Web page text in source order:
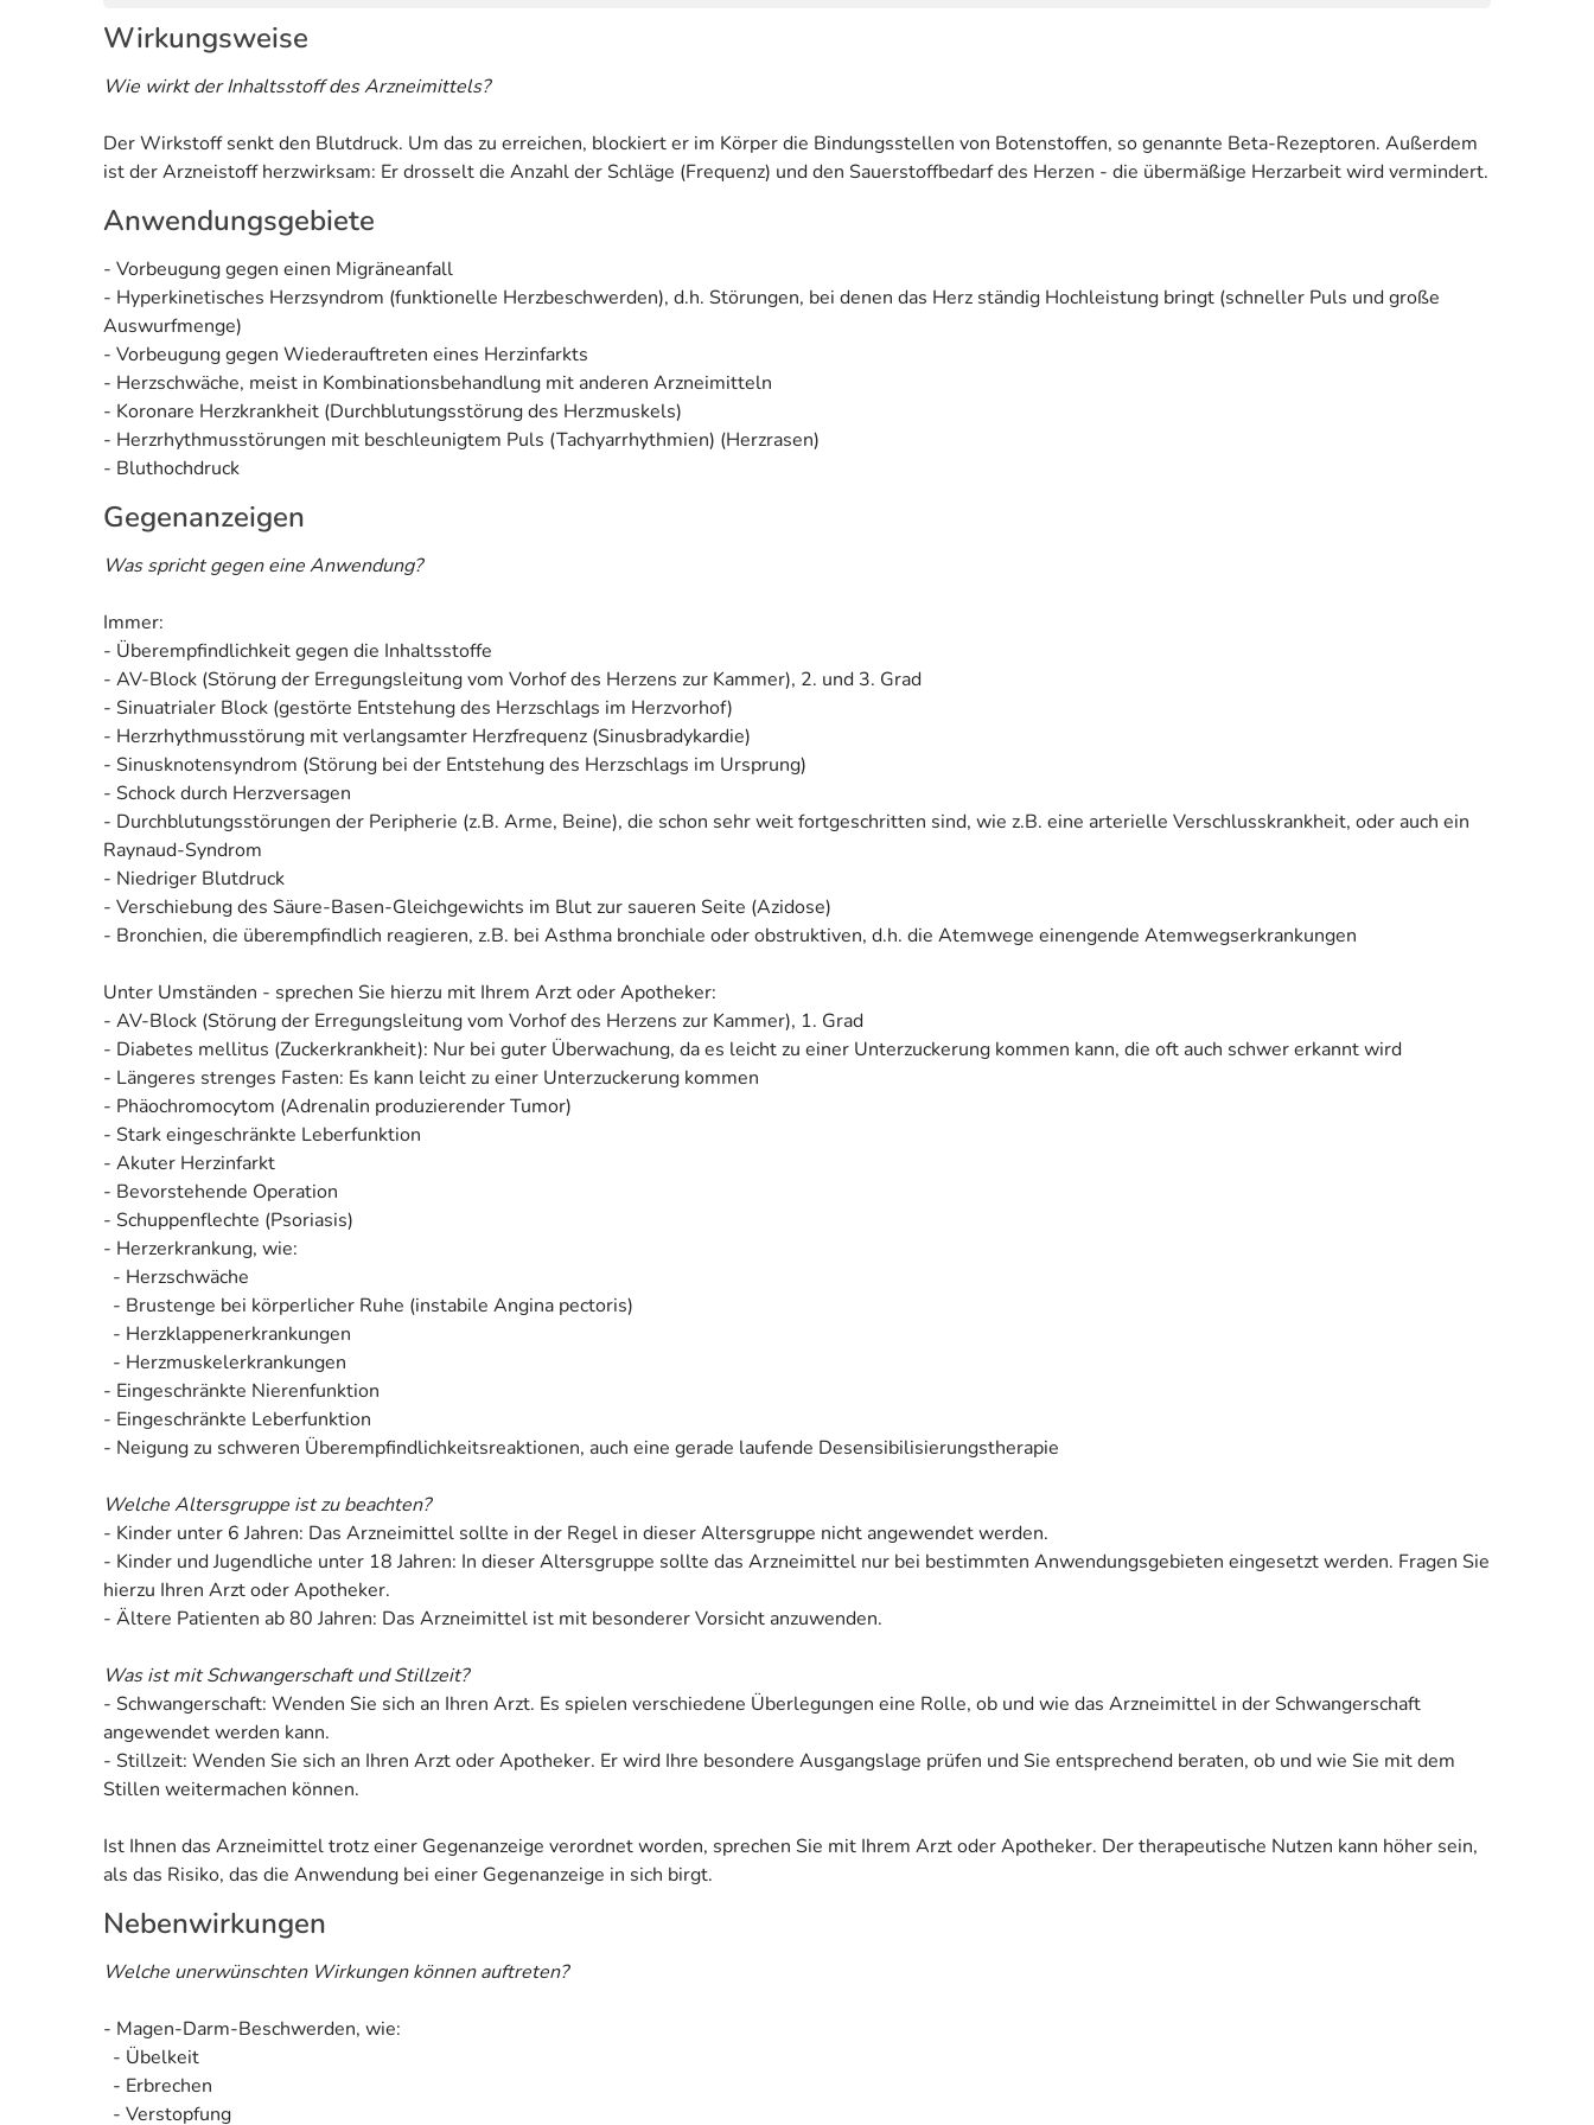
Wirkungsweise
Wie wirkt der Inhaltsstoff des Arzneimittels?
Der Wirkstoff senkt den Blutdruck. Um das zu erreichen, blockiert er im Körper die Bindungsstellen von Botenstoffen, so genannte Beta-Rezeptoren. Außerdem
ist der Arzneistoff herzwirksam: Er drosselt die Anzahl der Schläge (Frequenz) und den Sauerstoffbedarf des Herzen - die übermäßige Herzarbeit wird vermindert.
Anwendungsgebiete
- Vorbeugung gegen einen Migräneanfall
- Hyperkinetisches Herzsyndrom (funktionelle Herzbeschwerden), d.h. Störungen, bei denen das Herz ständig Hochleistung bringt (schneller Puls und große
Auswurfmenge)
- Vorbeugung gegen Wiederauftreten eines Herzinfarkts
- Herzschwäche, meist in Kombinationsbehandlung mit anderen Arzneimitteln
- Koronare Herzkrankheit (Durchblutungsstörung des Herzmuskels)
- Herzrhythmusstörungen mit beschleunigtem Puls (Tachyarrhythmien) (Herzrasen)
- Bluthochdruck
Gegenanzeigen
Was spricht gegen eine Anwendung?
Immer:
- Überempfindlichkeit gegen die Inhaltsstoffe
- AV-Block (Störung der Erregungsleitung vom Vorhof des Herzens zur Kammer), 2. und 3. Grad
- Sinuatrialer Block (gestörte Entstehung des Herzschlags im Herzvorhof)
- Herzrhythmusstörung mit verlangsamter Herzfrequenz (Sinusbradykardie)
- Sinusknotensyndrom (Störung bei der Entstehung des Herzschlags im Ursprung)
- Schock durch Herzversagen
- Durchblutungsstörungen der Peripherie (z.B. Arme, Beine), die schon sehr weit fortgeschritten sind, wie z.B. eine arterielle Verschlusskrankheit, oder auch ein
Raynaud-Syndrom
- Niedriger Blutdruck
- Verschiebung des Säure-Basen-Gleichgewichts im Blut zur saueren Seite (Azidose)
- Bronchien, die überempfindlich reagieren, z.B. bei Asthma bronchiale oder obstruktiven, d.h. die Atemwege einengende Atemwegserkrankungen
Unter Umständen - sprechen Sie hierzu mit Ihrem Arzt oder Apotheker:
- AV-Block (Störung der Erregungsleitung vom Vorhof des Herzens zur Kammer), 1. Grad
- Diabetes mellitus (Zuckerkrankheit): Nur bei guter Überwachung, da es leicht zu einer Unterzuckerung kommen kann, die oft auch schwer erkannt wird
- Längeres strenges Fasten: Es kann leicht zu einer Unterzuckerung kommen
- Phäochromocytom (Adrenalin produzierender Tumor)
- Stark eingeschränkte Leberfunktion
- Akuter Herzinfarkt
- Bevorstehende Operation
- Schuppenflechte (Psoriasis)
- Herzerkrankung, wie:
- Herzschwäche
- Brustenge bei körperlicher Ruhe (instabile Angina pectoris)
- Herzklappenerkrankungen
- Herzmuskelerkrankungen
- Eingeschränkte Nierenfunktion
- Eingeschränkte Leberfunktion
- Neigung zu schweren Überempfindlichkeitsreaktionen, auch eine gerade laufende Desensibilisierungstherapie
Welche Altersgruppe ist zu beachten?
- Kinder unter 6 Jahren: Das Arzneimittel sollte in der Regel in dieser Altersgruppe nicht angewendet werden.
- Kinder und Jugendliche unter 18 Jahren: In dieser Altersgruppe sollte das Arzneimittel nur bei bestimmten Anwendungsgebieten eingesetzt werden. Fragen Sie
hierzu Ihren Arzt oder Apotheker.
- Ältere Patienten ab 80 Jahren: Das Arzneimittel ist mit besonderer Vorsicht anzuwenden.
Was ist mit Schwangerschaft und Stillzeit?
- Schwangerschaft: Wenden Sie sich an Ihren Arzt. Es spielen verschiedene Überlegungen eine Rolle, ob und wie das Arzneimittel in der Schwangerschaft
angewendet werden kann.
- Stillzeit: Wenden Sie sich an Ihren Arzt oder Apotheker. Er wird Ihre besondere Ausgangslage prüfen und Sie entsprechend beraten, ob und wie Sie mit dem
Stillen weitermachen können.
Ist Ihnen das Arzneimittel trotz einer Gegenanzeige verordnet worden, sprechen Sie mit Ihrem Arzt oder Apotheker. Der therapeutische Nutzen kann höher sein,
als das Risiko, das die Anwendung bei einer Gegenanzeige in sich birgt.
Nebenwirkungen
Welche unerwünschten Wirkungen können auftreten?
- Magen-Darm-Beschwerden, wie:
- Übelkeit
- Erbrechen
- Verstopfung